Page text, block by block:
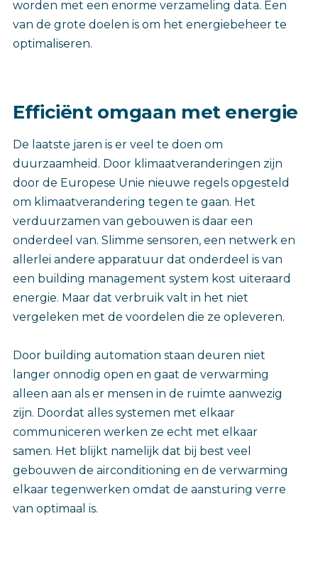
worden met een enorme verzameling data. Een
van de grote doelen is om het energiebeheer te
optimaliseren.
Efficiënt omgaan met energie
De laatste jaren is er veel te doen om
duurzaamheid. Door klimaatveranderingen zijn
door de Europese Unie nieuwe regels opgesteld
om klimaatverandering tegen te gaan. Het
verduurzamen van gebouwen is daar een
onderdeel van. Slimme sensoren, een netwerk en
allerlei andere apparatuur dat onderdeel is van
een building management system kost uiteraard
energie. Maar dat verbruik valt in het niet
vergeleken met de voordelen die ze opleveren.
Door building automation staan deuren niet
langer onnodig open en gaat de verwarming
alleen aan als er mensen in de ruimte aanwezig
zijn. Doordat alles systemen met elkaar
communiceren werken ze echt met elkaar
samen. Het blijkt namelijk dat bij best veel
gebouwen de airconditioning en de verwarming
elkaar tegenwerken omdat de aansturing verre
van optimaal is.